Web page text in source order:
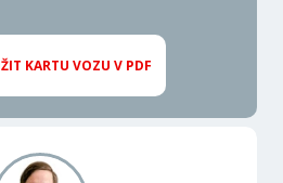
KARTU VOZU V PDF